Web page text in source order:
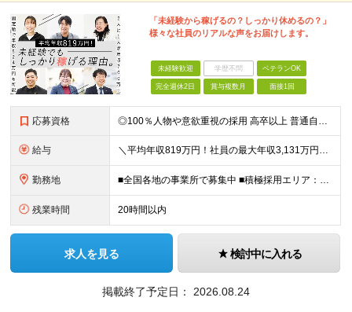
「未経験から稼げるの？しっかり休めるの？」
様々な社員のリアルな声をお届けします。
未経験歓迎 学歴不問 ベテランOK
完全週休2日 賞与複数月 面接1回
応募資格 ◎100％人物や意欲重視の採用 高卒以上 普通自動車第一種運転免許取得者（AT限定可） ★職歴は全く問いません！ 前向きにコツコツと向き合える方であれば結果がついてくるお仕事です。 現職・無職、正社
給与 ＼平均年収819万円！社員の最大年収3,131万円／ 固定給だけで、年収524万円も可能！ インセンティブだけでなく固定給でもしっかり稼げる仕組みです！ 【入社初年度】 年収400万～550万円＋イ
勤務地 ■全国各地の事業所で募集中 ■積極採用エリア：東京・神奈川・埼玉・千葉・愛知 ※希望の勤務地で働ける！通勤可能な事業所を選定していきます ※地元に戻って働きたいUターン希望者も歓迎します！ ※社用車を
残業時間 20時間以内
求人を見る 検討中に入れる
掲載終了予定日： 2026.08.24